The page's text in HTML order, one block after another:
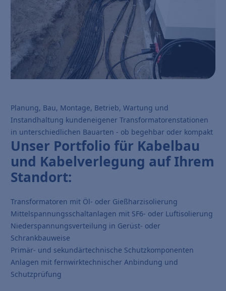
Planung, Bau, Montage, Betrieb, Wartung und
Instandhaltung kundeneigener Transformatorenstationen
in unterschiedlichen Bauarten - ob begehbar oder kompakt
Unser Portfolio für Kabelbau
und Kabelverlegung auf Ihrem
Standort:
Transformatoren mit Öl- oder Gießharzisolierung
Mittelspannungsschaltanlagen mit SF6- oder Luftisolierung
Niederspannungsverteilung in Gerüst- oder
Schrankbauweise
Primär- und sekundärtechnische Schutzkomponenten
Anlagen mit fernwirktechnischer Anbindung und
Schutzprüfung